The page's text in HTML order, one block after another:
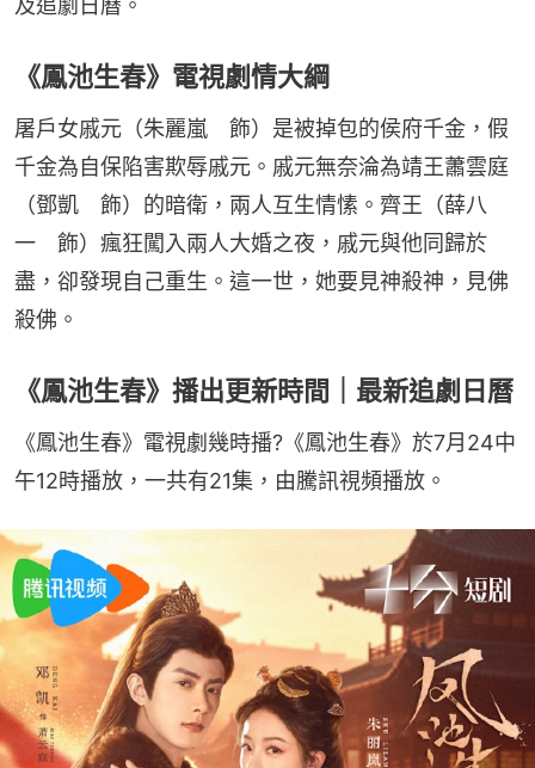
及追劇日曆。
《鳳池生春》電視劇情大綱
屠戶女戚元（朱麗嵐　飾）是被掉包的侯府千金，假
千金為自保陷害欺辱戚元。戚元無奈淪為靖王蕭雲庭
（鄧凱　飾）的暗衛，兩人互生情愫。齊王（薛八
一　飾）瘋狂闖入兩人大婚之夜，戚元與他同歸於
盡，卻發現自己重生。這一世，她要見神殺神，見佛
殺佛。
《鳳池生春》播出更新時間｜最新追劇日曆
《鳳池生春》電視劇幾時播?《鳳池生春》於7月24中
午12時播放，一共有21集，由騰訊視頻播放。